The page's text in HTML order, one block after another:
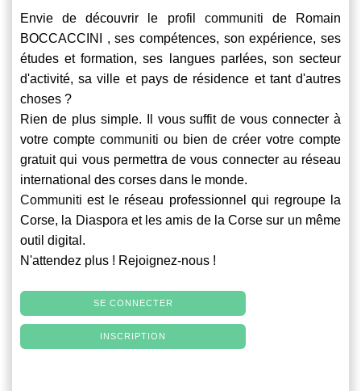
Envie de découvrir le profil communiti de Romain
BOCCACCINI , ses compétences, son expérience, ses
études et formation, ses langues parlées, son secteur
d'activité, sa ville et pays de résidence et tant d'autres
choses ?
Rien de plus simple. Il vous suffit de vous connecter à
votre compte communiti ou bien de créer votre compte
gratuit qui vous permettra de vous connecter au réseau
international des corses dans le monde.
Communiti est le réseau professionnel qui regroupe la
Corse, la Diaspora et les amis de la Corse sur un même
outil digital.
N'attendez plus ! Rejoignez-nous !
SE CONNECTER
INSCRIPTION